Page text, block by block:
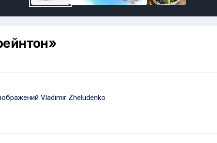
Vladimir Zheludenko